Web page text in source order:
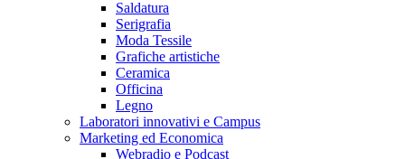
Saldatura
Serigrafia
Moda Tessile
Grafiche artistiche
Ceramica
Officina
Legno
Laboratori innovativi e Campus
Marketing ed Economica
Webradio e Podcast